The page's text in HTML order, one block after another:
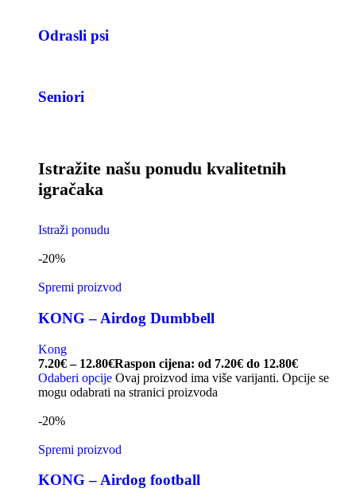
Odrasli psi
Seniori
Istražite našu ponudu kvalitetnih
igračaka
Istraži ponudu
-20%
Spremi proizvod
KONG – Airdog Dumbbell
Kong
7.20€ – 12.80€Raspon cijena: od 7.20€ do 12.80€
Odaberi opcije Ovaj proizvod ima više varijanti. Opcije se
mogu odabrati na stranici proizvoda
-20%
Spremi proizvod
KONG – Airdog football